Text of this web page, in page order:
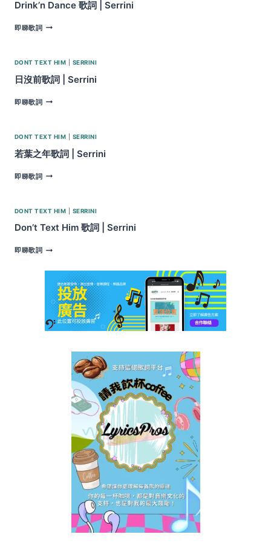
詞
Drink’n Dance 歌詞 | Serrini
即睇歌詞DRINK’N
|
SERRINI
DONT TEXT HIM SERRINI
日沒前歌詞 | Serrini
即睇歌詞日
詞
|
SERRINI
DONT TEXT HIM SERRINI
若葉之年歌詞 | Serrini
即睇歌詞若
歌
詞
DONT TEXT HIM SERRINI
Don’t Text Him 歌詞 | Serrini
即睇歌詞DON’T
SERRINI